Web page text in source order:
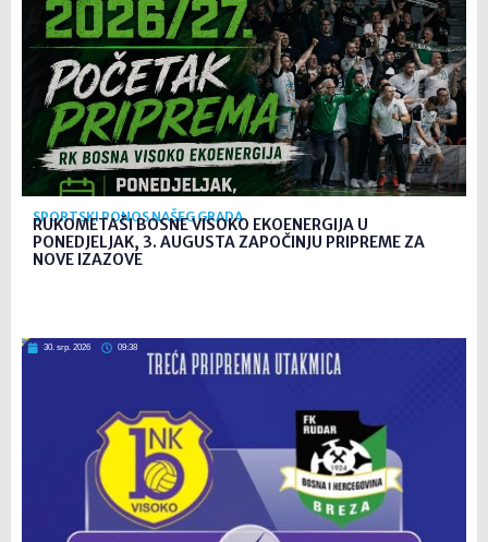
SPORTSKI PONOS NAŠEG GRADA
RUKOMETAŠI BOSNE VISOKO EKOENERGIJA U
PONEDJELJAK, 3. AUGUSTA ZAPOČINJU PRIPREME ZA
NOVE IZAZOVE
30. srp. 2026 09:38